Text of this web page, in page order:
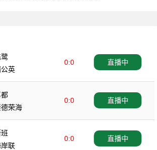
0:0
英
直播中
0:0
荣海
直播中
0:0
联
直播中